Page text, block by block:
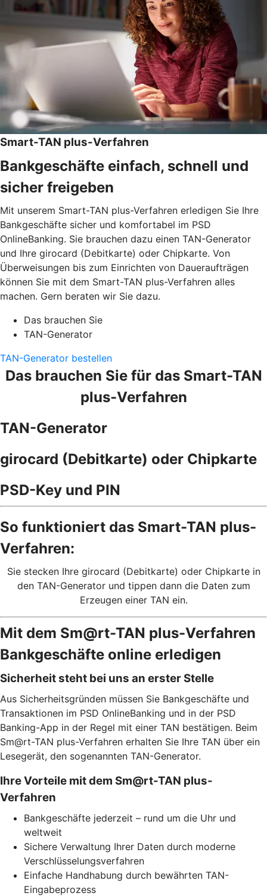
Smart-TAN plus-Verfahren
Bankgeschäfte einfach, schnell und
sicher freigeben
Mit unserem Smart-TAN plus-Verfahren erledigen Sie Ihre
Bankgeschäfte sicher und komfortabel im PSD
OnlineBanking. Sie brauchen dazu einen TAN-Generator
und Ihre girocard (Debitkarte) oder Chipkarte. Von
Überweisungen bis zum Einrichten von Daueraufträgen
können Sie mit dem Smart-TAN plus-Verfahren alles
machen. Gern beraten wir Sie dazu.
Das brauchen Sie
TAN-Generator
TAN-Generator bestellen
Das brauchen Sie für das Smart-TAN
plus-Verfahren
TAN-Generator
girocard (Debitkarte) oder Chipkarte
PSD-Key und PIN
So funktioniert das Smart-TAN plus-
Verfahren:
Sie stecken Ihre girocard (Debitkarte) oder Chipkarte in
den TAN-Generator und tippen dann die Daten zum
Erzeugen einer TAN ein.
Mit dem Sm@rt-TAN plus-Verfahren
Bankgeschäfte online erledigen
Sicherheit steht bei uns an erster Stelle
Aus Sicherheitsgründen müssen Sie Bankgeschäfte und
Transaktionen im PSD OnlineBanking und in der PSD
Banking-App in der Regel mit einer TAN bestätigen. Beim
Sm@rt-TAN plus-Verfahren erhalten Sie Ihre TAN über ein
Lesegerät, den sogenannten TAN-Generator.
Ihre Vorteile mit dem Sm@rt-TAN plus-
Verfahren
Bankgeschäfte jederzeit – rund um die Uhr und
weltweit
Sichere Verwaltung Ihrer Daten durch moderne
Verschlüsselungsverfahren
Einfache Handhabung durch bewährten TAN-
Eingabeprozess